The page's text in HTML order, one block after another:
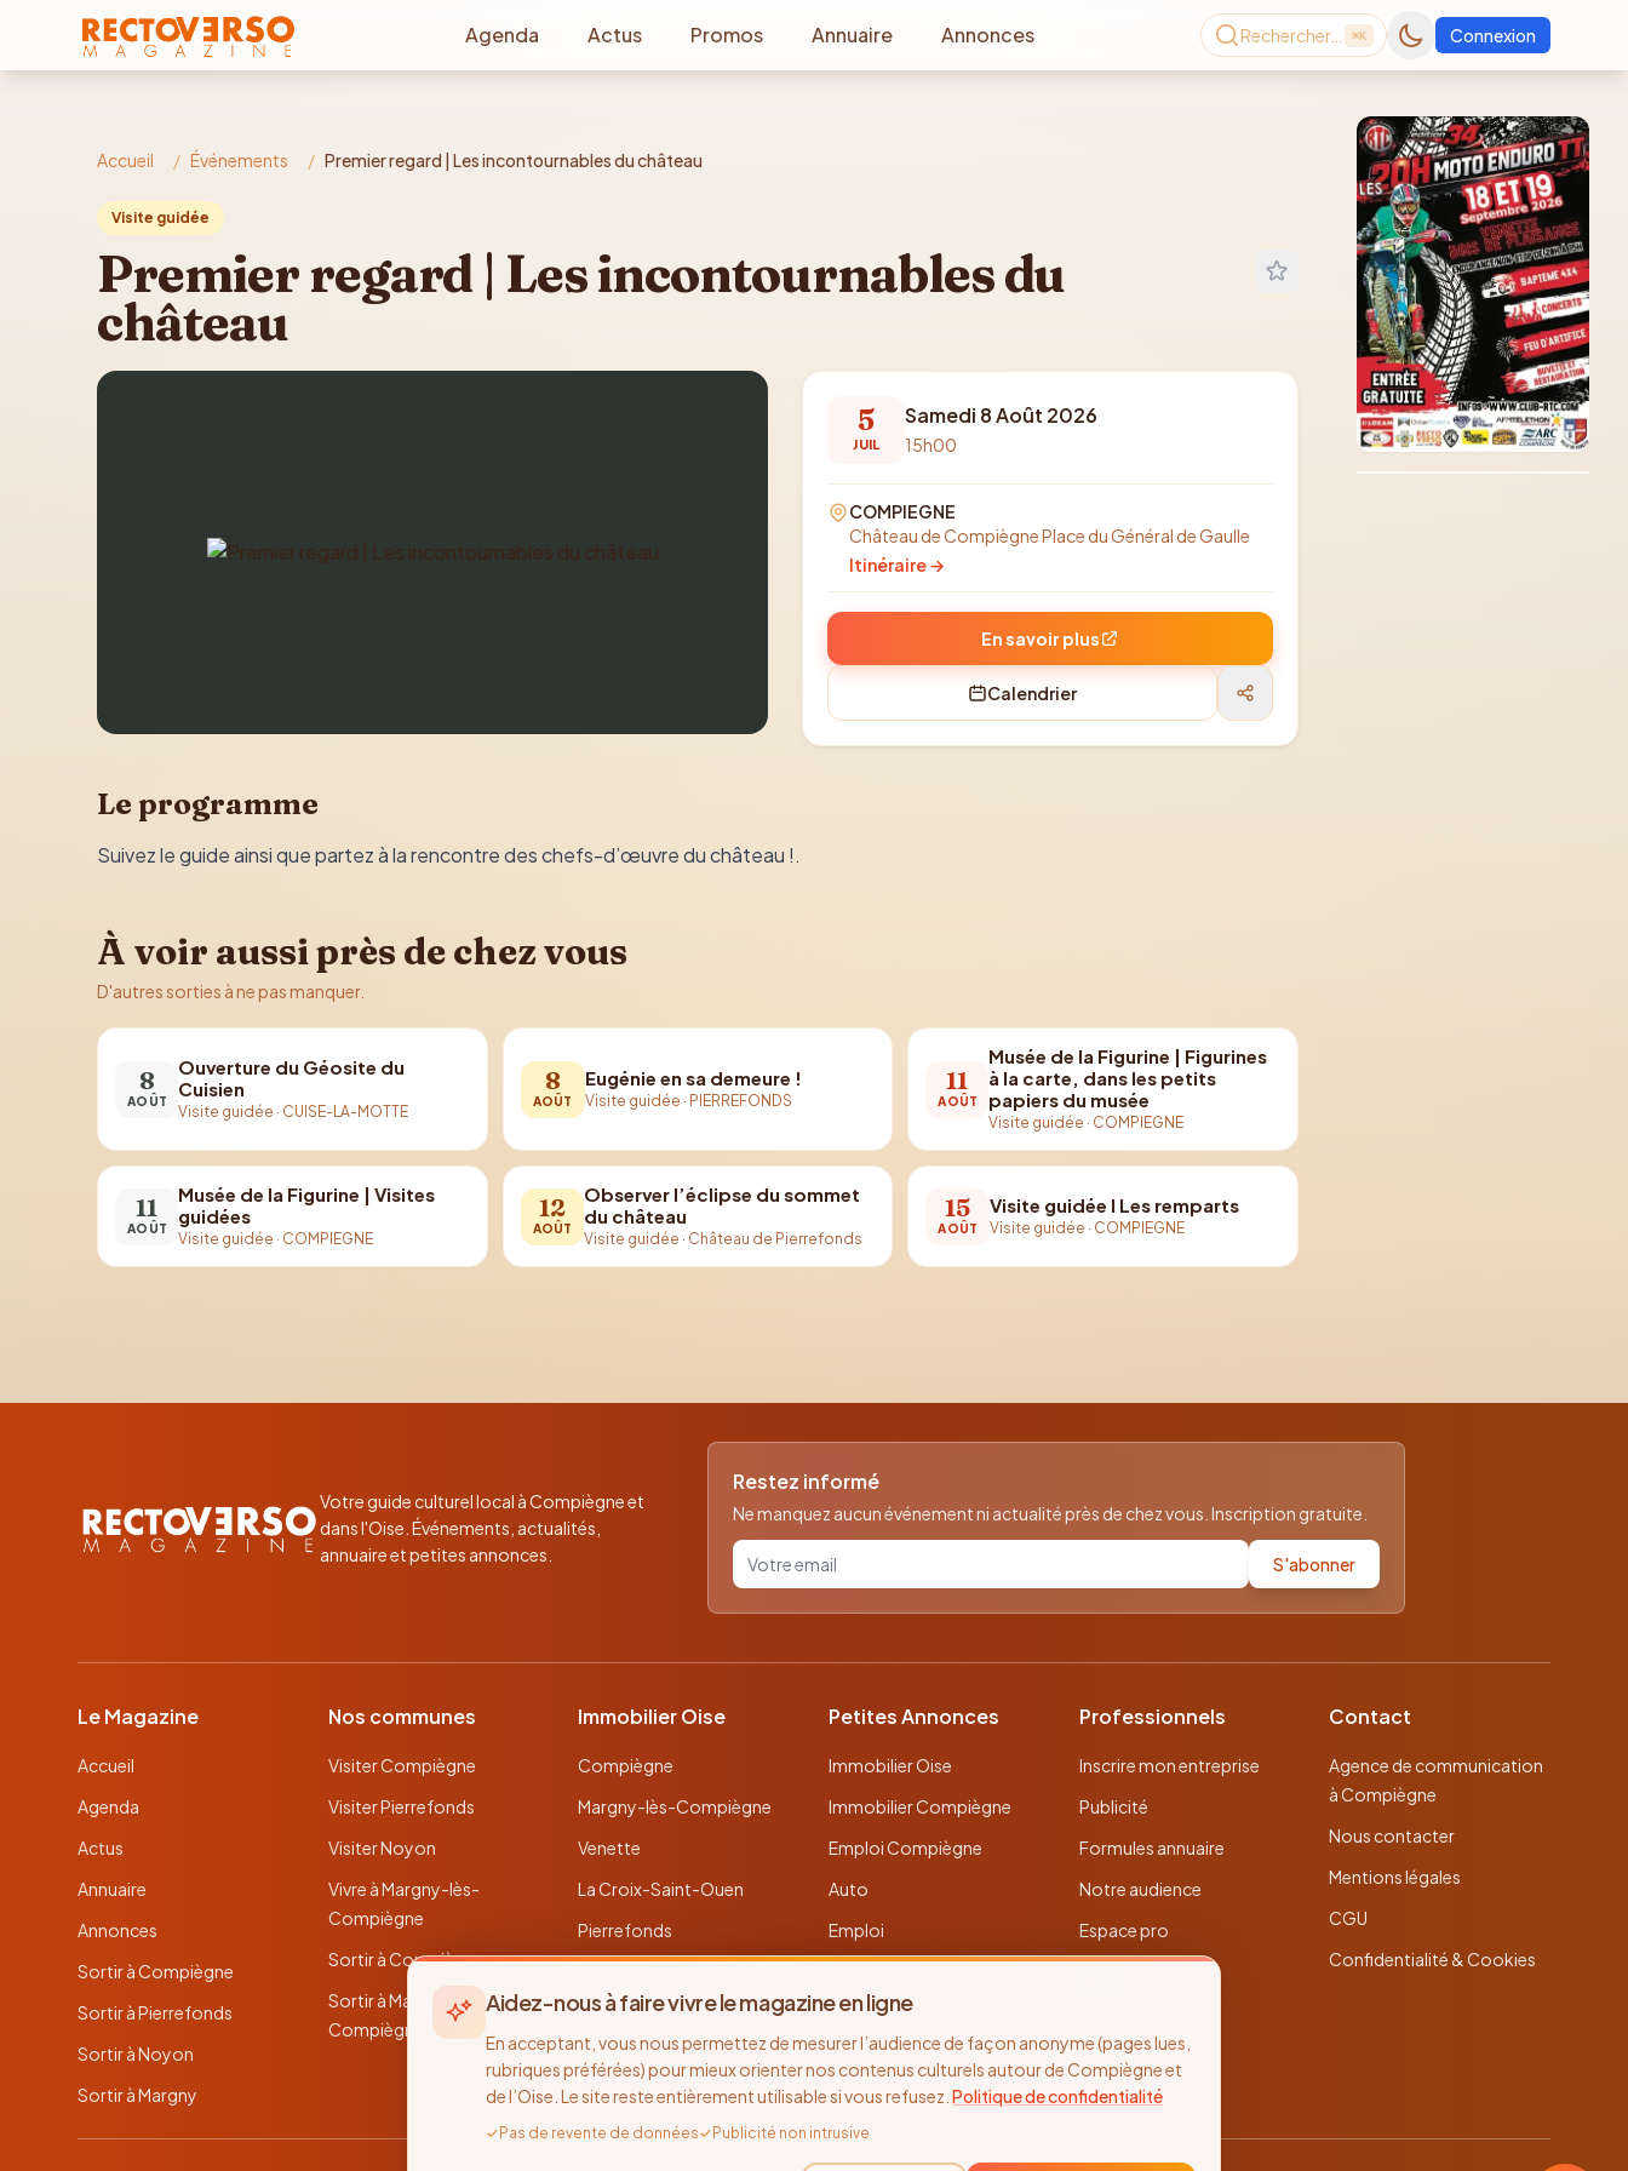
Aller au contenu principal
Agenda
Actus Promos Annuaire Annonces Rechercher… ⌘K Connexion
Accueil / Événements / Premier regard | Les incontournables du château
Visite guidée
Premier regard | Les incontournables du
château
5
JUIL
Samedi 8 Août 2026
15h00
COMPIEGNE
Château de Compiègne Place du Général de Gaulle
Itinéraire →
En savoir plus
Calendrier
Le programme
Suivez le guide ainsi que partez à la rencontre des chefs-d’œuvre du château !.
À voir aussi près de chez vous
D'autres sorties à ne pas manquer.
8
AOÛT
Ouverture du Géosite du
Cuisien
Visite guidée · CUISE-LA-MOTTE
8
AOÛT
Eugénie en sa demeure !
Visite guidée · PIERREFONDS
11
AOÛT
Musée de la Figurine | Figurines
à la carte, dans les petits
papiers du musée
Visite guidée · COMPIEGNE
11
AOÛT
Musée de la Figurine | Visites
guidées
Visite guidée · COMPIEGNE
12
AOÛT
Observer l’éclipse du sommet
du château
Visite guidée · Château de Pierrefonds
15
AOÛT
Visite guidée I Les remparts
Visite guidée · COMPIEGNE
Consultez le dernier
magazine en ligne
Août2026
Votre guide culturel local à Compiègne et
dans l'Oise. Événements, actualités,
annuaire et petites annonces.
Restez informé
Ne manquez aucun événement ni actualité près de chez vous. Inscription gratuite.
Votre email pour la newsletter S'abonner
Le Magazine
Accueil
Agenda
Actus
Annuaire
Annonces
Sortir à Compiègne
Sortir à Pierrefonds
Sortir à Noyon
Sortir à Margny
Nos communes
Visiter Compiègne
Visiter Pierrefonds
Visiter Noyon
Vivre à Margny-lès-
Compiègne
Sortir à Compiègne
Sortir à Margny-lès-
Compiègne
Immobilier Oise
Compiègne
Margny-lès-Compiègne
Venette
La Croix-Saint-Ouen
Pierrefonds
Noyon
Thourotte
Petites Annonces
Immobilier Oise
Immobilier Compiègne
Emploi Compiègne
Auto
Emploi
Toutes les annonces
Professionnels
Inscrire mon entreprise
Publicité
Formules annuaire
Notre audience
Espace pro
Contact
Agence de communication
à Compiègne
Nous contacter
Mentions légales
CGU
Confidentialité & Cookies
Aidez-nous à faire vivre le magazine en ligne
En acceptant, vous nous permettez de mesurer l’audience de façon anonyme (pages lues,
rubriques préférées) pour mieux orienter nos contenus culturels autour de Compiègne et
de l’Oise. Le site reste entièrement utilisable si vous refusez. Politique de confidentialité
✓ Pas de revente de données✓ Publicité non intrusive